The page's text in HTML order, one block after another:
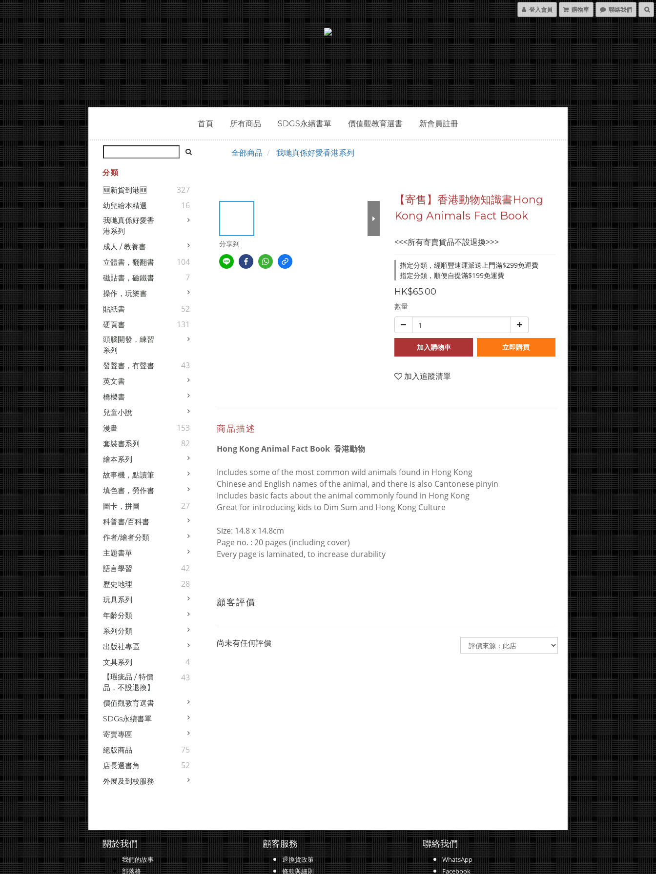
登入會員 購物車 聯絡我們
首頁 所有商品 SDGS永續書單 價值觀教育選書 新會員註冊
分類
🆕新貨到港🆕
327
幼兒繪本精選 16
我哋真係好愛香
港系列
成人 / 教養書
立體書，翻翻書
104
磁貼書，磁鐵書 7
操作，玩樂書
貼紙書
52
硬頁書 131
頭腦開發，練習
系列
發聲書，有聲書
43
英文書
橋樑書
兒童小說
漫畫
153
套裝書系列 82
繪本系列
故事機，點讀筆
填色書，勞作書
圖卡，拼圖
27
科普書/百科書
作者/繪者分類
主題書單
語言學習
42
歷史地理 28
玩具系列
年齡分類
系列分類
出版社專區
文具系列
4
【瑕疵品 / 特價
品，不設退換】
43
價值觀教育選書
SDGs永續書單
寄賣專區
絕版商品
75
店長選書角 52
外展及到校服務
全部商品 我哋真係好愛香港系列
分享到
【寄售】香港動物知識書Hong
Kong Animals Fact Book
<<<所有寄賣貨品不設退換>>>
指定分類，經順豐速運派送上門滿$299免運費
指定分類，順便自提滿$199免運費
HK$65.00
數量
加入購物車 立即購買
加入追蹤清單
商品描述
Hong Kong Animal Fact Book 香港動物
Includes some of the most common wild animals found in Hong Kong
Chinese and English names of the animal, and there is also Cantonese pinyin
Includes basic facts about the animal commonly found in Hong Kong
Great for introducing kids to Dim Sum and Hong Kong Culture
Size: 14.8 x 14.8cm
Page no. : 20 pages (including cover)
Every page is laminated, to increase durability
顧客評價
尚未有任何評價
關於我們
我們的故事
部落格
顧客服務
退換貨政策
條款與細則
聯絡我們
WhatsApp
Facebook